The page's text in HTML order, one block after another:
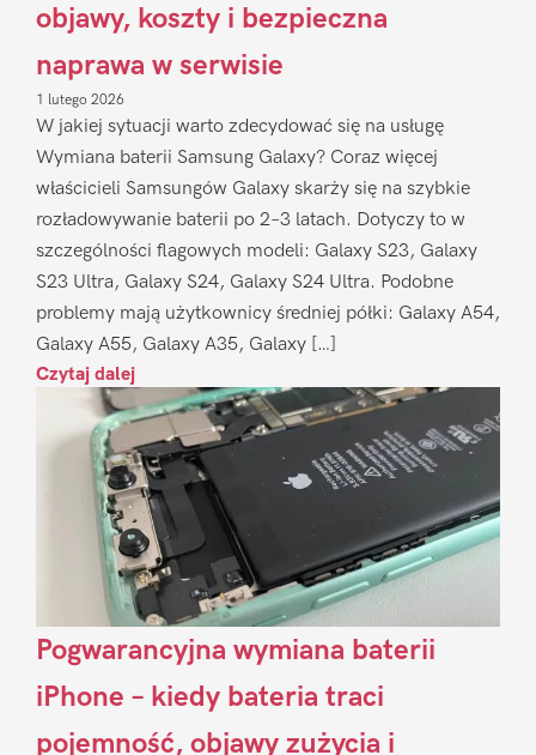
objawy, koszty i bezpieczna
naprawa w serwisie
1 lutego 2026
W jakiej sytuacji warto zdecydować się na usługę
Wymiana baterii Samsung Galaxy? Coraz więcej
właścicieli Samsungów Galaxy skarży się na szybkie
rozładowywanie baterii po 2–3 latach. Dotyczy to w
szczególności flagowych modeli: Galaxy S23, Galaxy
S23 Ultra, Galaxy S24, Galaxy S24 Ultra. Podobne
problemy mają użytkownicy średniej półki: Galaxy A54,
Galaxy A55, Galaxy A35, Galaxy […]
Czytaj dalej
Pogwarancyjna wymiana baterii
iPhone – kiedy bateria traci
pojemność, objawy zużycia i